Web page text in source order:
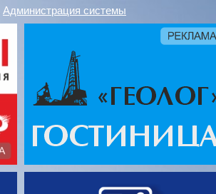
Администрация системы